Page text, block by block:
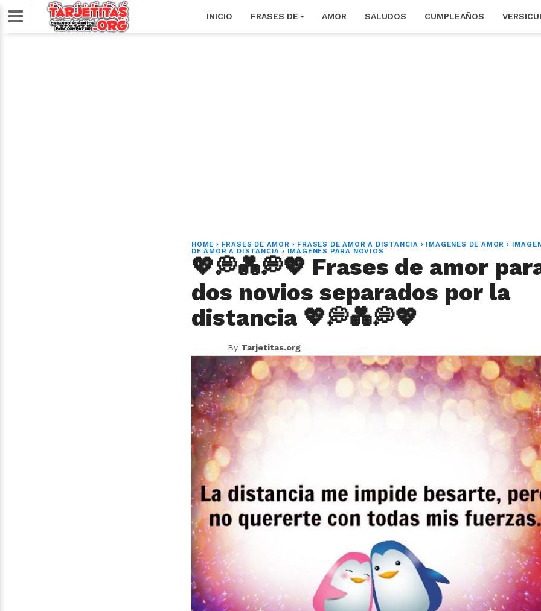
INICIO FRASES DE AMOR SALUDOS CUMPLEAÑOS
HOME › FRASES DE AMOR › FRASES DE AMOR A DISTANCIA › IMAGENES DE AMOR ›
DE AMOR A DISTANCIA › IMAGENES PARA NOVIOS
💖💭💑💭💖 Frases de amor
dos novios separados por la
distancia 💖💭💑💭💖
By Tarjetitas.org